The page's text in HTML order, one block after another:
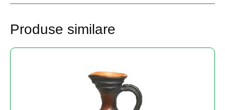
Produse similare